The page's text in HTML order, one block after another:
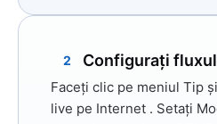
2 Configurați fluxul
Faceți clic pe meniul Tip
live pe Internet . Setați